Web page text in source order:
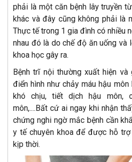
phải là một căn bệnh lây truyền
khác và đây cũng không phải là
Thực tế trong 1 gia đình có nhiều
nhau đó là do chế độ ăn uống và
khoa học gây ra.
Bệnh trĩ nội thường xuất hiện và
điển hình như chảy máu hậu
khó chịu, tiết dịch hậu môn,
môn,....Bất cứ ai ngay khi nhận
chứng nghi ngờ mắc bệnh cần
y tế chuyên khoa để được hỗ
kịp thời.